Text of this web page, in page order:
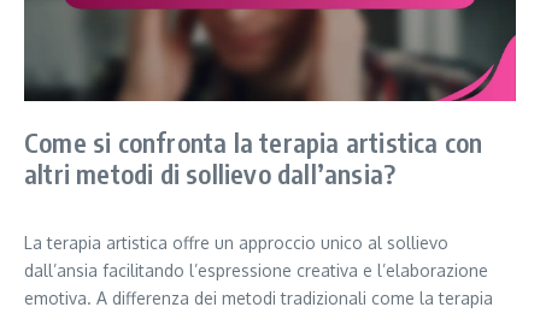
Come si confronta la terapia artistica con
altri metodi di sollievo dall’ansia?
La terapia artistica offre un approccio unico al sollievo
dall’ansia facilitando l’espressione creativa e l’elaborazione
emotiva. A differenza dei metodi tradizionali come la terapia